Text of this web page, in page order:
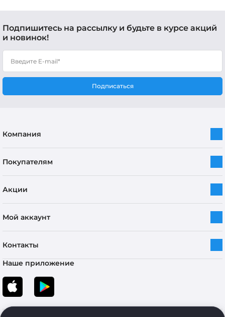
Подпишитесь на рассылку и будьте в курсе акций
и новинок!
Подписаться
Компания
Покупателям
Акции
Мой аккаунт
Контакты
Наше приложение